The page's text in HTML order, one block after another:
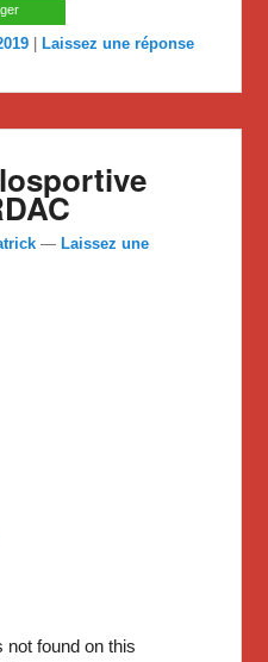
|Laissez une réponse
— Laissez une